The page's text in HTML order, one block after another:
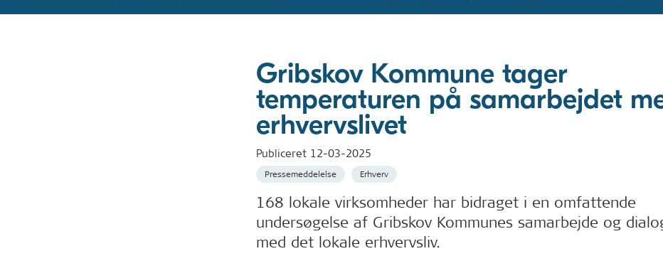
Gribskov Kommune tager
temperaturen på samarbejdet
erhvervslivet
Publiceret 12-03-2025
Pressemeddelelse Erhverv
168 lokale virksomheder har bidraget i en omfattende
undersøgelse af Gribskov Kommunes samarbejde og
med det lokale erhvervsliv.